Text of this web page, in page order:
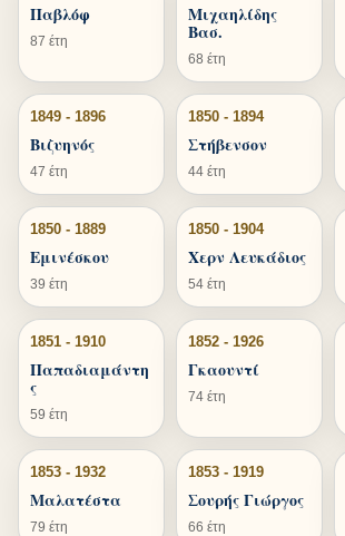
Παβλόφ
87 έτη
Μιχαηλίδης
Βασ.
68 έτη
1849 - 1896
Βιζυηνός
47 έτη
1850 - 1894
Στήβενσον
44 έτη
1850 - 1889
Εμινέσκου
39 έτη
1850 - 1904
Χερν Λευκάδιος
54 έτη
1851 - 1910
Παπαδιαμάντη
ς
59 έτη
1852 - 1926
Γκαουντί
74 έτη
1853 - 1932
Μαλατέστα
79 έτη
1853 - 1919
Σουρής Γιώργος
66 έτη